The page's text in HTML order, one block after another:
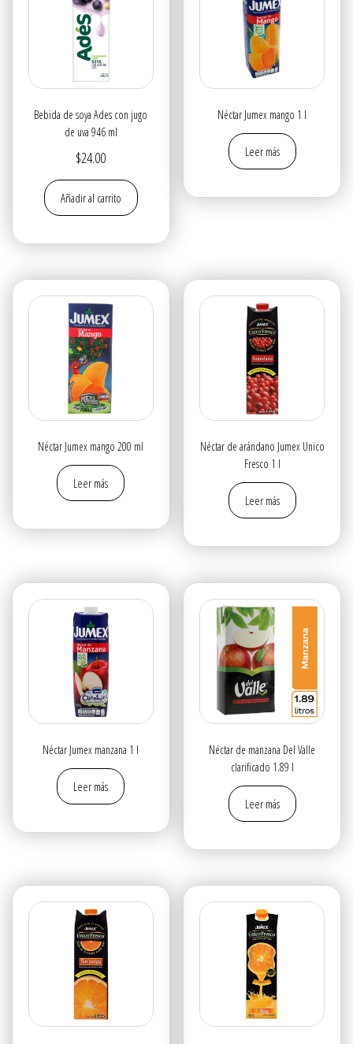
Bebida de soya Ades con jugo
de uva 946 ml
$24.00
Añadir al carrito
Néctar Jumex mango 1 l
Leer más
Néctar Jumex mango 200 ml
Leer más
Néctar de arándano Jumex Unico
Fresco 1 l
Leer más
Néctar Jumex manzana 1 l
Leer más
Néctar de manzana Del Valle
clarificado 1.89 l
Leer más